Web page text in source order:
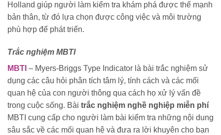
Holland giúp người làm kiểm tra khám phá được thế mạnh
bản thân, từ đó lựa chọn được công việc và môi trường
phù hợp để phát triển.
Trắc nghiệm MBTI
MBTI – Myers-Briggs Type Indicator là bài trắc nghiệm sử
dụng các câu hỏi phân tích tâm lý, tính cách và các mối
quan hệ của con người thông qua cách họ xử lý vấn đề
trong cuộc sống. Bài trắc nghiệm nghề nghiệp miễn phí
MBTI cung cấp cho người làm bài kiểm tra những nội dung
sâu sắc về các mối quan hệ và đưa ra lời khuyên cho bạn